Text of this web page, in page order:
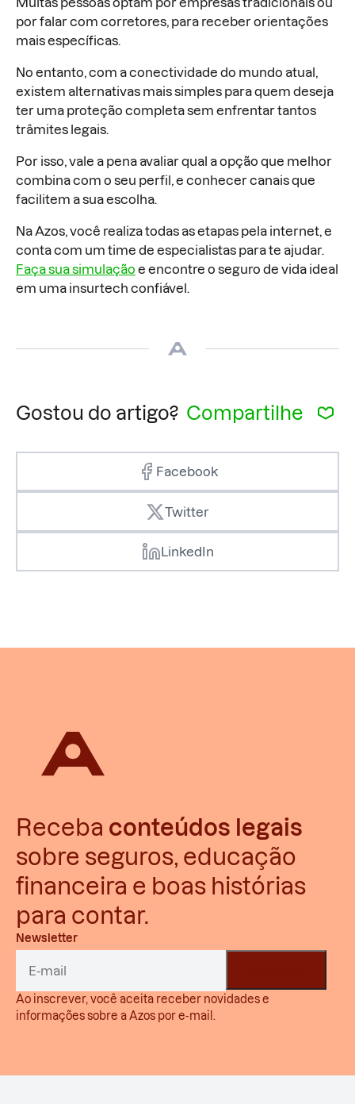
por falar com corretores, para receber orientações
mais específicas.
No entanto, com a conectividade do mundo atual,
existem alternativas mais simples para quem deseja
ter uma proteção completa sem enfrentar tantos
trâmites legais.
Por isso, vale a pena avaliar qual a opção que melhor
combina com o seu perfil, e conhecer canais que
facilitem a sua escolha.
Na Azos, você realiza todas as etapas pela internet, e
conta com um time de especialistas para te ajudar.
Faça sua simulação e encontre o seguro de vida ideal
em uma insurtech confiável.
Gostou do artigo? Compartilhe
Facebook
Twitter
LinkedIn
Receba conteúdos legais
sobre seguros, educação
financeira e boas histórias
para contar.
Newsletter
Ao inscrever, você aceita receber novidades e
informações sobre a Azos por e-mail.